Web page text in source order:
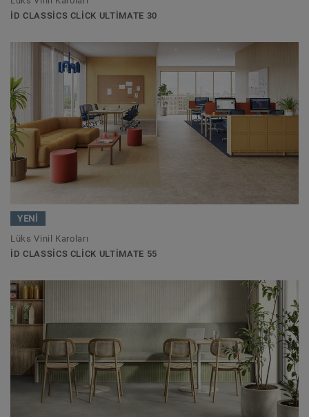
ID CLASSICS CLICK ULTIMATE 30
YENİ
Lüks Vinil Karoları
ID CLASSICS CLICK ULTIMATE 55